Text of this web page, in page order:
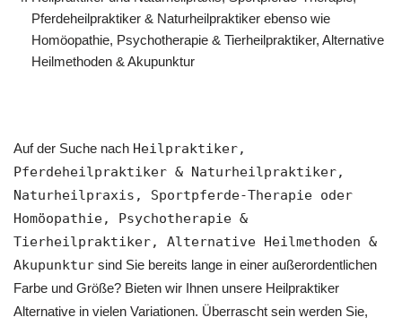
Pferdeheilpraktiker & Naturheilpraktiker ebenso wie
‎Homöopathie, ‎Psychotherapie & ‎Tierheilpraktiker, Alternative
Heilmethoden & Akupunktur
Auf der Suche nach Heilpraktiker,
Pferdeheilpraktiker & Naturheilpraktiker,
Naturheilpraxis, Sportpferde-Therapie oder
‎Homöopathie, ‎Psychotherapie &
‎Tierheilpraktiker, Alternative Heilmethoden &
Akupunktur sind Sie bereits lange in einer außerordentlichen
Farbe und Größe? Bieten wir Ihnen unsere Heilpraktiker
Alternative in vielen Variationen. Überrascht sein werden Sie,